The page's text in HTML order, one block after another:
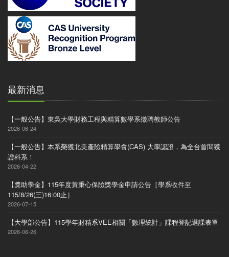
最新消息
【一般公告】東吳大學財務工程與精算數學系徵聘教師公告
2026-06-24
【一般公告】本系榮獲北美產險精算學會(CAS) 大學認證，為全台首間獲
證科系！
2026-04-22
【獎助學金】115年度黃秉心保險獎學金申請公告［學系收件至
115/8/26(三)16:00止］
2026-07-15
【大學部公告】115學年財精系VEE相關「數理統計」課程登記選課表單
2026-06-26